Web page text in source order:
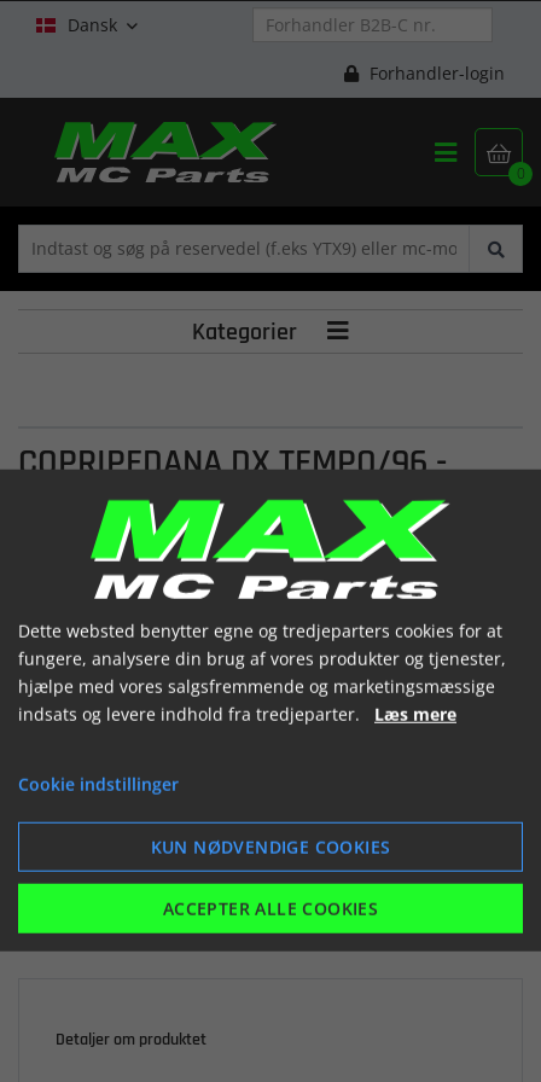
Dansk 
Forhandler-login

0

Kategorier 
COPRIPEDANA DX TEMPO/96 -
NERO-
(1288560 052)

103,35 kr.inkl. moms
Detaljer om produktet
Dette websted benytter egne og tredjeparters cookies for at
fungere, analysere din brug af vores produkter og tjenester,
hjælpe med vores salgsfremmende og marketingsmæssige
indsats og levere indhold fra tredjeparter. Læs mere
Cookie indstillinger
KUN NØDVENDIGE COOKIES
ACCEPTER ALLE COOKIES